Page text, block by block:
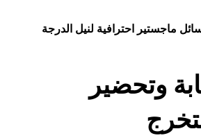
ماجستير احترافية لنيل الدرجة
وتحضير